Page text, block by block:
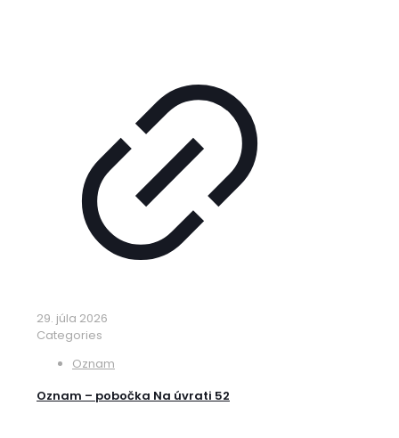
29. júla 2026
Categories
Oznam
Oznam – pobočka Na úvrati 52